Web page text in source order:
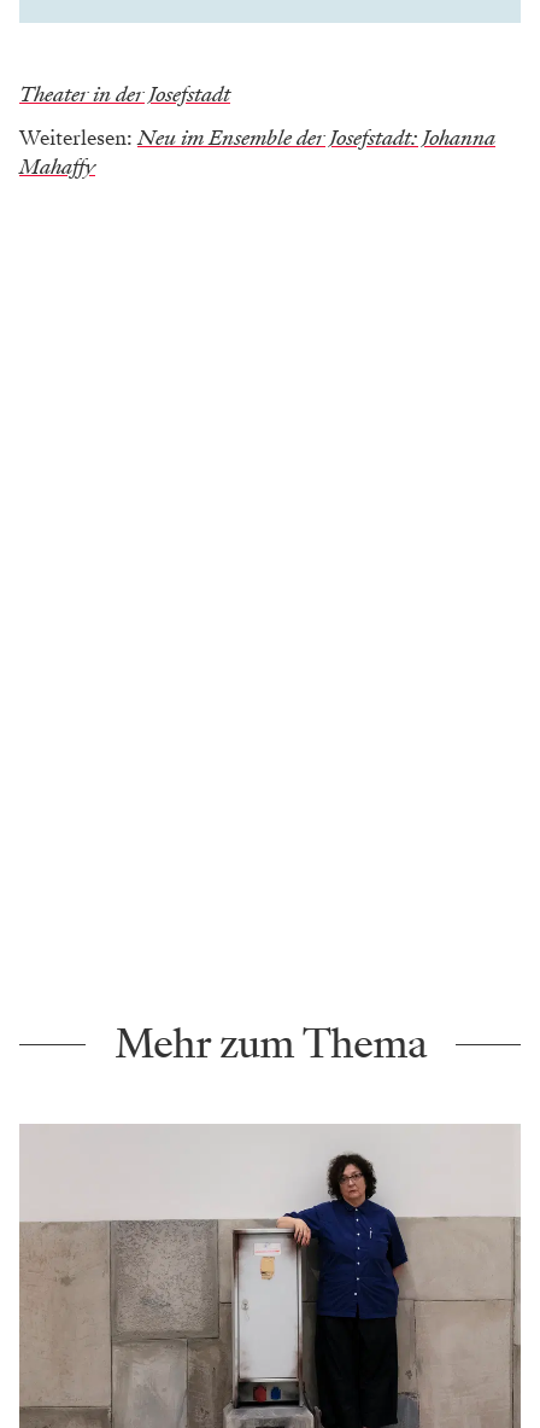
Theater in der Josefstadt
Weiterlesen:Neu im Ensemble der Josefstadt: Johanna
Mahaffy
Mehr zum Thema